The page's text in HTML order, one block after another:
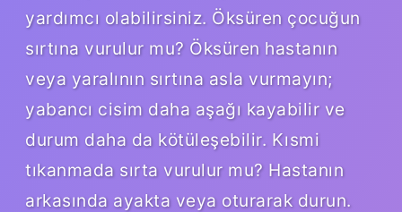
yardımcı olabilirsiniz. Öksüren çocuğun
sırtına vurulur mu? Öksüren hastanın
veya yaralının sırtına asla vurmayın;
yabancı cisim daha aşağı kayabilir ve
durum daha da kötüleşebilir. Kısmi
tıkanmada sırta vurulur mu? Hastanın
arkasında ayakta veya oturarak durun.